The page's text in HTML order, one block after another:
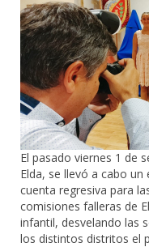
El pasado viernes 1 de
Elda, se llevó a cabo
cuenta regresiva para
comisiones falleras de
infantil, desvelando las
los distintos distritos el